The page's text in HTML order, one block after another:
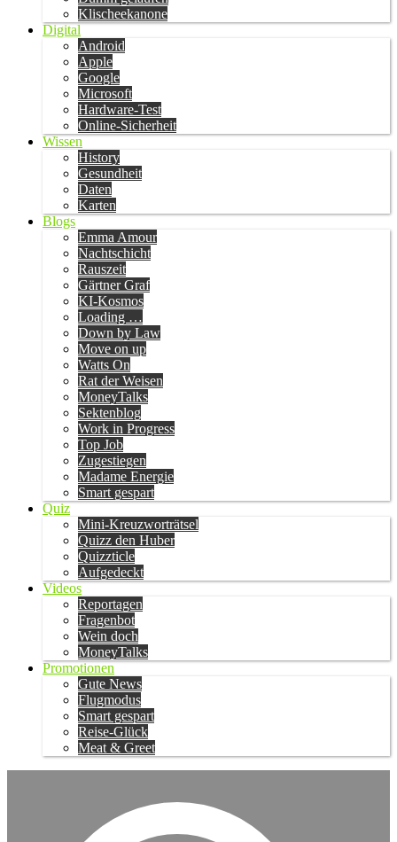
Klischeekanone
Digital
Android
Apple
Google
Microsoft
Hardware-Test
Online-Sicherheit
Wissen
History
Gesundheit
Daten
Karten
Blogs
Emma Amour
Nachtschicht
Rauszeit
Gärtner Graf
KI-Kosmos
Loading …
Down by Law
Move on up
Watts On
Rat der Weisen
MoneyTalks
Sektenblog
Work in Progress
Top Job
Zugestiegen
Madame Energie
Smart gespart
Quiz
Mini-Kreuzworträtsel
Quizz den Huber
Quizzticle
Aufgedeckt
Videos
Reportagen
Fragenbot
Wein doch
MoneyTalks
Promotionen
Gute News
Flugmodus
Smart gespart
Reise-Glück
Meat & Greet